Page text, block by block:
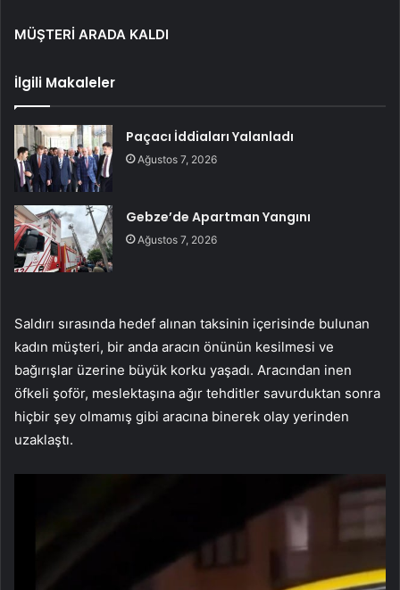
MÜŞTERİ ARADA KALDI
İlgili Makaleler
Paçacı İddiaları Yalanladı
Ağustos 7, 2026
Gebze’de Apartman Yangını
Ağustos 7, 2026
Saldırı sırasında hedef alınan taksinin içerisinde bulunan
kadın müşteri, bir anda aracın önünün kesilmesi ve
bağırışlar üzerine büyük korku yaşadı. Aracından inen
öfkeli şoför, meslektaşına ağır tehditler savurduktan sonra
hiçbir şey olmamış gibi aracına binerek olay yerinden
uzaklaştı.